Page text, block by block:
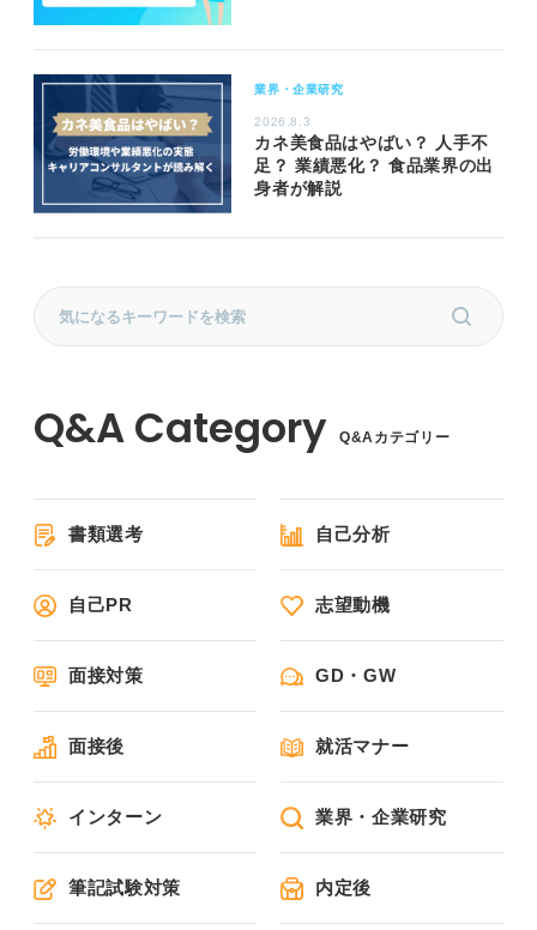
業界・企業研究
2026.8.3
カネ美食品はやばい？ 人手不
足？ 業績悪化？ 食品業界の出
身者が解説
Q&Aカテゴリー
書類選考 自己分析
自己PR 志望動機
面接対策 GD・GW
面接後 就活マナー
インターン 業界・企業研究
筆記試験対策 内定後